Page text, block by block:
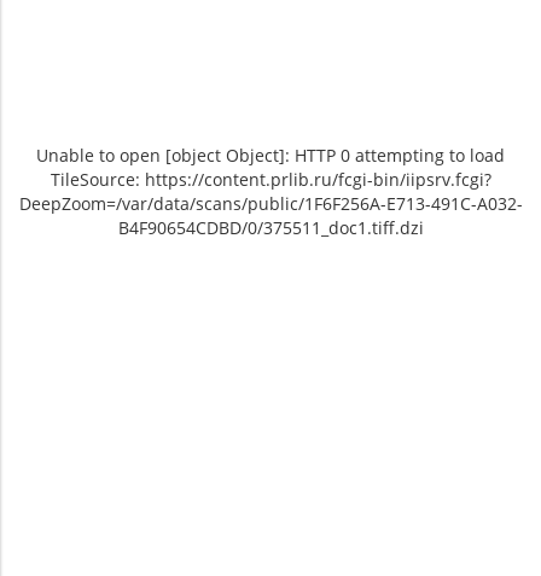
Unable to open [object Object]: HTTP 0 attempting to load
TileSource: https://content.prlib.ru/fcgi-bin/iipsrv.fcgi?
DeepZoom=/var/data/scans/public/1F6F256A-E713-491C-A032-
B4F90654CDBD/0/375511_doc1.tiff.dzi